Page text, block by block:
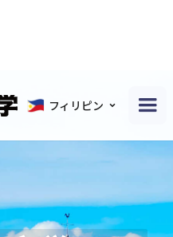
フィリピン